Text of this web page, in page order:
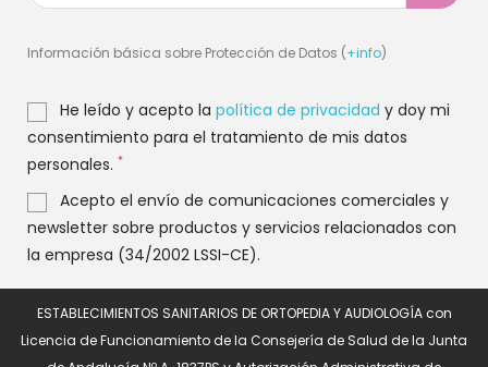
Información básica sobre Protección de Datos (+info)
He leído y acepto la política de privacidad y doy mi
consentimiento para el tratamiento de mis datos
personales. *
Acepto el envío de comunicaciones comerciales y
newsletter sobre productos y servicios relacionados con
la empresa (34/2002 LSSI-CE).
ESTABLECIMIENTOS SANITARIOS DE ORTOPEDIA Y AUDIOLOGÍA con
Licencia de Funcionamiento de la Consejería de Salud de la Junta